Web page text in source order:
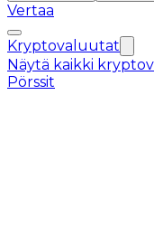
Vertaa
Kryptovaluutat
Näytä kaikki
Pörssit